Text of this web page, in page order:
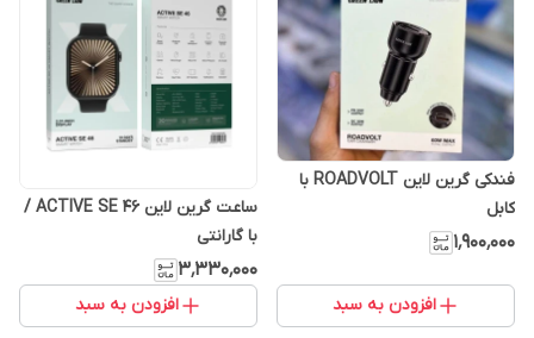
فندکی گرین لاین ROADVOLT با
کابل
۱٬۹۰۰٬۰۰۰
افزودن به سبد
ساعت گرین لاین ACTIVE SE 46 /
با گارانتی
۳٬۳۳۰٬۰۰۰
افزودن به سبد